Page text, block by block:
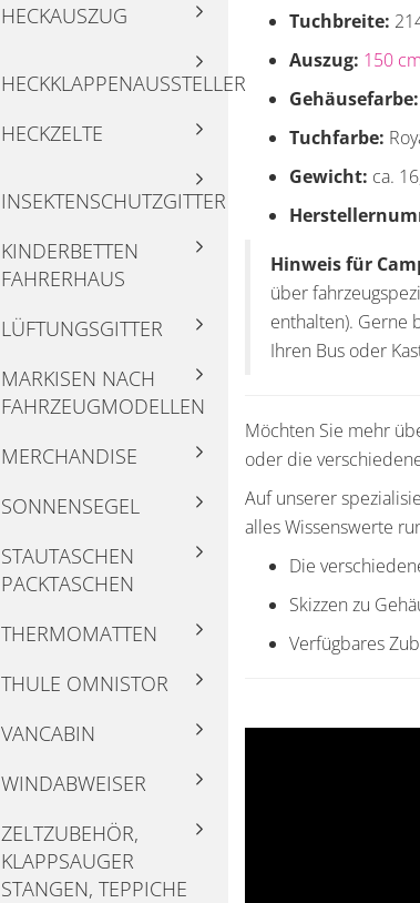
Tuchbreite:
Auszug: 150 cm
Gehäusefarbe:
Tuchfarbe:
Gewicht: ca.
Hinweis für
über
enthalten). Gerne
Ihren Bus oder
Möchten Sie mehr
oder die
Auf unserer
alles Wissenswerte
Die
Skizzen zu
Verfügbares
HECKAUSZUG
HECKKLAPPENAUSSTELLER
HECKZELTE
INSEKTENSCHUTZGITTER
KINDERBETTEN
FAHRERHAUS
LÜFTUNGSGITTER
MARKISEN NACH
FAHRZEUGMODELLEN
MERCHANDISE
SONNENSEGEL
STAUTASCHEN
PACKTASCHEN
THERMOMATTEN
THULE OMNISTOR
VANCABIN
WINDABWEISER
ZELTZUBEHÖR,
KLAPPSAUGER
STANGEN, TEPPICHE